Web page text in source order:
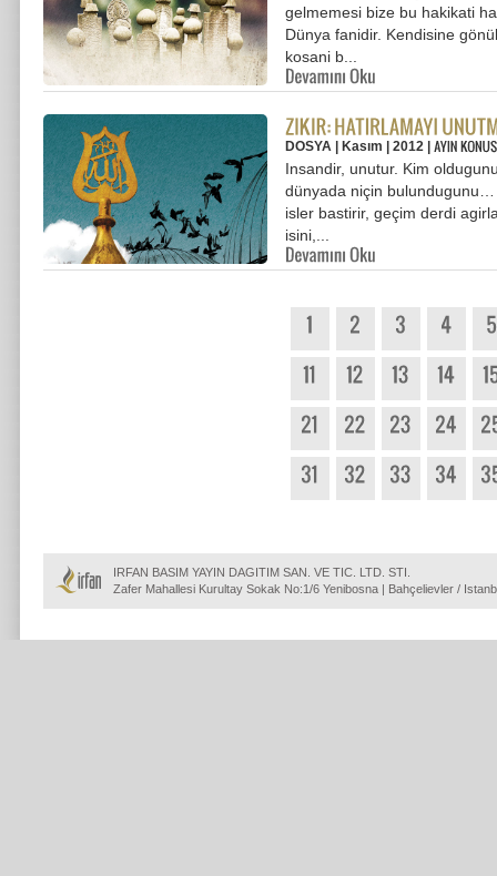
gelmemesi bize bu hakikati
Dünya fanidir. Kendisine
kosani b...
DOSYA | Kasım | 2012 |
Insandir, unutur. Kim
dünyada niçin
isler bastirir, geçim derdi
isini,...
IRFAN BASIM YAYIN DAGITIM SAN. VE TIC. LTD. STI.
Zafer Mahallesi Kurultay Sokak No:1/6 Yenibosna | Bahçelievler /